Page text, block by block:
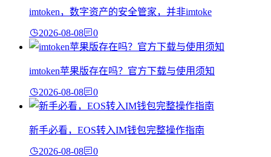
imtoken，数字资产的安全管家，并非imtoke
2026-08-08 0
imtoken苹果版存在吗？官方下载与使用须知
2026-08-08 0
新手必看，EOS转入IM钱包完整操作指南
2026-08-08 0